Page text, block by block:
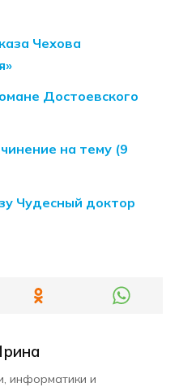
Чехова
Достоевского
на тему (9
Чудесный доктор
информатики и